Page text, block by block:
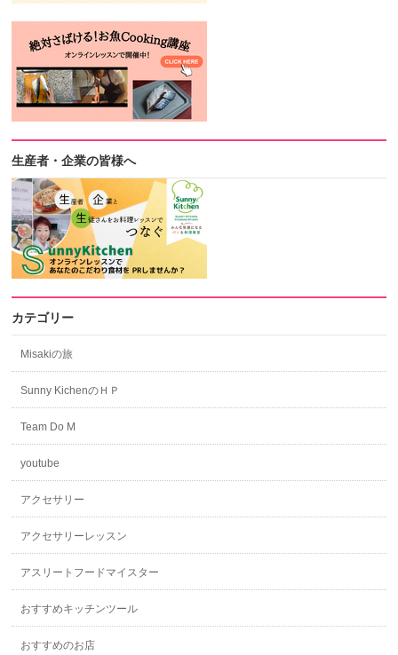
生産者・企業の皆様へ
カテゴリー
Misakiの旅
Sunny KichenのＨＰ
Team Do M
youtube
アクセサリー
アクセサリーレッスン
アスリートフードマイスター
おすすめキッチンツール
おすすめのお店